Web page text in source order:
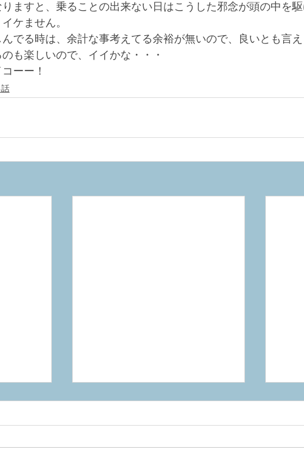
ますと、乗ることの出来ない日はこうした邪念が頭の中を
ケません。
でる時は、余計な事考えてる余裕が無いので、良いとも言
も楽しいので、イイかな・・・
ーー！